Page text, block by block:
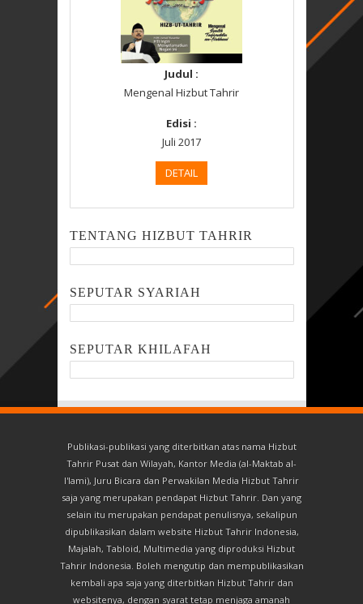
Judul :
Mengenal Hizbut Tahrir
Edisi :
Juli 2017
DETAIL
TENTANG HIZBUT TAHRIR
SEPUTAR SYARIAH
SEPUTAR KHILAFAH
Publikasi-publikasi yang diterbitkan atas nama Hizbut
Tahrir Pusat dan Wilayah, Kantor Media (al-Maktab al-
I'lami), Juru Bicara dan Perwakilan Media Hizbut Tahrir
saja yang merupakan pendapat Hizbut Tahrir. Dan yang
selain itu merupakan pendapat penulisnya, sekalipun
dipublikasikan dalam website Hizbut Tahrir Indonesia,
Majalah, Tabloid, Multimedia yang diproduksi Hizbut
Tahrir Indonesia. Boleh mengutip dan mempublikasikan
kembali apa saja yang diterbitkan Hizbut Tahrir dan
websitenya, dengan syarat tetap menjaga amanah